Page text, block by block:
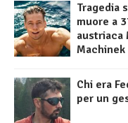
Tragedia
muore a
austriaca
Machinek
Chi era
per un